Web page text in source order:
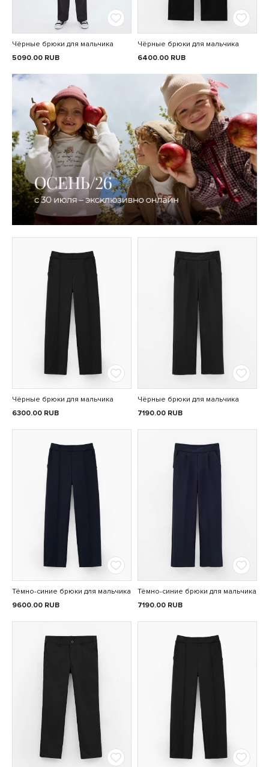
Чёрные брюки для мальчика
5090.00 RUB
Чёрные брюки для мальчика
6400.00 RUB
Чёрные брюки для мальчика
6300.00 RUB
Чёрные брюки для мальчика
7190.00 RUB
Тёмно-синие брюки для мальчика
9600.00 RUB
Тёмно-синие брюки для мальчика
7190.00 RUB